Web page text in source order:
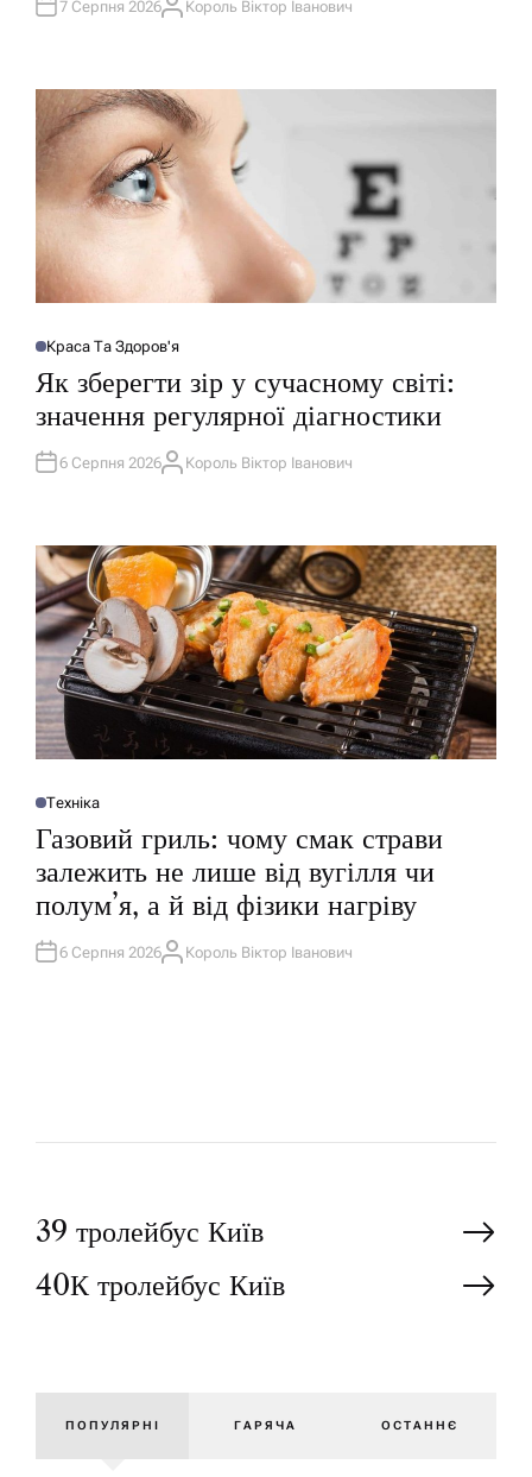
У
В
7 Серпня 2026А
Король Віктор Іванович
О
У
Л
І
У
В
Краса Та Здоров'я
Як зберегти зір у сучасному світі:
значення регулярної діагностики
6 Серпня 2026А
Король Віктор Іванович
О
Л
І
К
У
А
Т
Техніка
Газовий гриль: чому смак страви
залежить не лише від вугілля чи
полум’я, а й від фізики нагріву
6 Серпня 2026А
Король Віктор Іванович
Н
а
39 тролейбус Київ
40К тролейбус Київ
ПОПУЛЯРНІ ГАРЯЧА ОСТАННЄ